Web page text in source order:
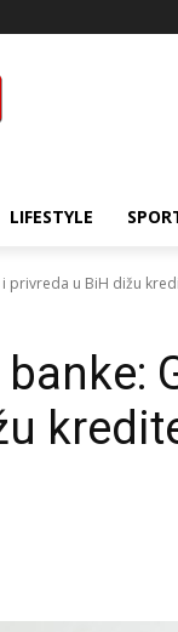
LIFESTYLE
privreda u BiH dižu